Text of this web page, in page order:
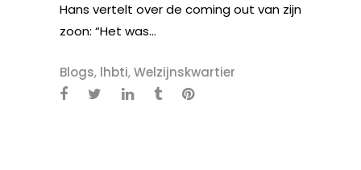
Hans vertelt over de coming out van zijn
zoon: “Het was...
Blogs, lhbti,Welzijnskwartier